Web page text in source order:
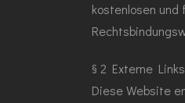
kostenlosen
§ 2 Externe Links
Diese Website